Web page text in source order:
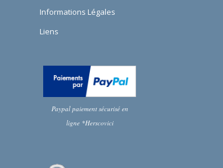
Informations Légales
Liens
Paypal paiement sécurisé en
ligne *Herscovici